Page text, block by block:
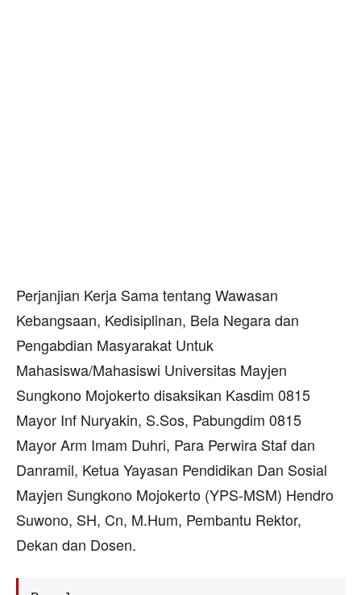
Perjanjian Kerja Sama tentang Wawasan
Kebangsaan, Kedisiplinan, Bela Negara dan
Pengabdian Masyarakat Untuk
Mahasiswa/Mahasiswi Universitas Mayjen
Sungkono Mojokerto disaksikan Kasdim 0815
Mayor Inf Nuryakin, S.Sos, Pabungdim 0815
Mayor Arm Imam Duhri, Para Perwira Staf dan
Danramil, Ketua Yayasan Pendidikan Dan Sosial
Mayjen Sungkono Mojokerto (YPS-MSM) Hendro
Suwono, SH, Cn, M.Hum, Pembantu Rektor,
Dekan dan Dosen.